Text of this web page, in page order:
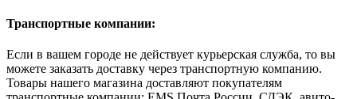
Транспортные компании:
Если в вашем городе не действует курьерская служба, то вы
можете заказать доставку через транспортную компанию.
Товары нашего магазина доставляют покупателям